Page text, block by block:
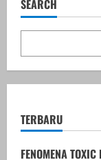
SEARCH
TERBARU
FENOMENA